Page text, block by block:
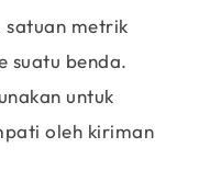
satuan metrik
suatu benda.
untuk
oleh kiriman